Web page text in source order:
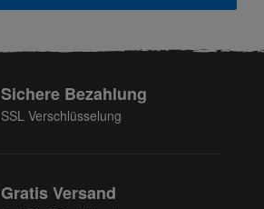
Sichere Bezahlung
SSL Verschlüsselung
Gratis Versand